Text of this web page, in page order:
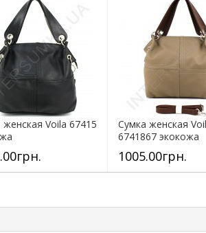
женская Voila 67415
Сумка женская
6741867 экокожа
1005.00грн.